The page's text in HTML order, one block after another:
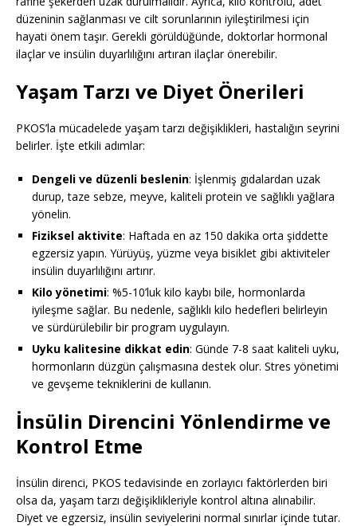
düzeninin sağlanması ve cilt sorunlarının iyileştirilmesi için
hayati önem taşır. Gerekli görüldüğünde, doktorlar hormonal
ilaçlar ve insülin duyarlılığını artıran ilaçlar önerebilir.
Yaşam Tarzı ve Diyet Önerileri
PKOS’la mücadelede yaşam tarzı değişiklikleri, hastalığın seyrini
belirler. İşte etkili adımlar:
Dengeli ve düzenli beslenin: İşlenmiş gıdalardan uzak
durup, taze sebze, meyve, kaliteli protein ve sağlıklı yağlara
yönelin.
Fiziksel aktivite: Haftada en az 150 dakika orta şiddette
egzersiz yapın. Yürüyüş, yüzme veya bisiklet gibi aktiviteler
insülin duyarlılığını artırır.
Kilo yönetimi: %5-10’luk kilo kaybı bile, hormonlarda
iyileşme sağlar. Bu nedenle, sağlıklı kilo hedefleri belirleyin
ve sürdürülebilir bir program uygulayın.
Uyku kalitesine dikkat edin: Günde 7-8 saat kaliteli uyku,
hormonların düzgün çalışmasına destek olur. Stres yönetimi
ve gevşeme tekniklerini de kullanın.
İnsülin Direncini Yönlendirme ve
Kontrol Etme
İnsülin direnci, PKOS tedavisinde en zorlayıcı faktörlerden biri
olsa da, yaşam tarzı değişiklikleriyle kontrol altına alınabilir.
Diyet ve egzersiz, insülin seviyelerini normal sınırlar içinde tutar.